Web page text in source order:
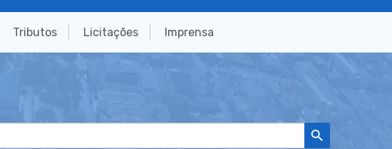
Tributos Licitações Imprensa
Search Button